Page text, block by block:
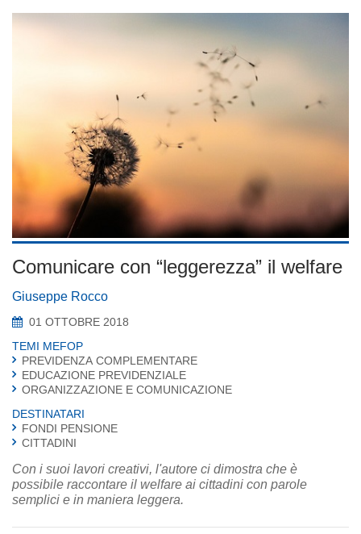
Comunicare con “leggerezza” il welfare
Giuseppe Rocco
01 OTTOBRE 2018
TEMI MEFOP
PREVIDENZA COMPLEMENTARE
EDUCAZIONE PREVIDENZIALE
ORGANIZZAZIONE E COMUNICAZIONE
DESTINATARI
FONDI PENSIONE
CITTADINI
Con i suoi lavori creativi, l'autore ci dimostra che è
possibile raccontare il welfare ai cittadini con parole
semplici e in maniera leggera.